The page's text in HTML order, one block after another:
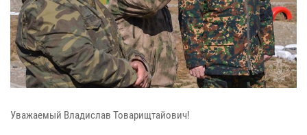
Уважаемый Владислав Товарищтайович!